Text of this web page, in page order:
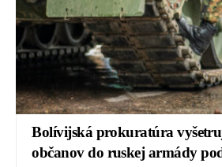
Bolívijská prokuratúra
občanov do ruskej armády